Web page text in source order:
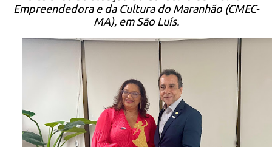
Empreendedora e da Cultura do Maranhão (CMEC-
MA), em São Luís.